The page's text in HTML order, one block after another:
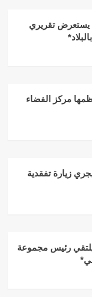
يستعرض تقريري
مركز الفضاء
زيارة تفقدية
يلتقي رئيس مجموعة